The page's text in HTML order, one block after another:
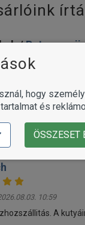
/Petosan
kendő
megvagyunk
,hogy rátaláltam ☺️
10:59
A
hogy
és
ÖSSZESET